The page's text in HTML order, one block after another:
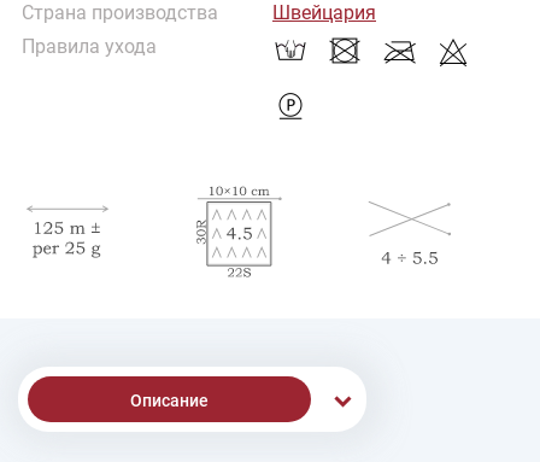
Страна производства
Швейцария
Правила ухода
Описание